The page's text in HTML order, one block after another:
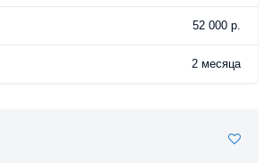
52 000 р.
2 месяца